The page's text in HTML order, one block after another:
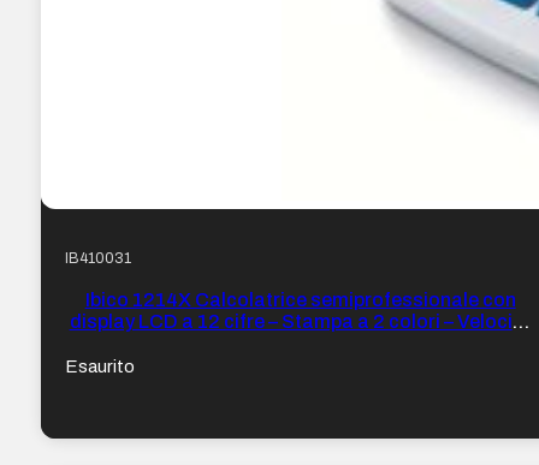
IB410031
Ibico 1214X Calcolatrice semiprofessionale con
display LCD a 12 cifre – Stampa a 2 colori – Velocità
Esaurito